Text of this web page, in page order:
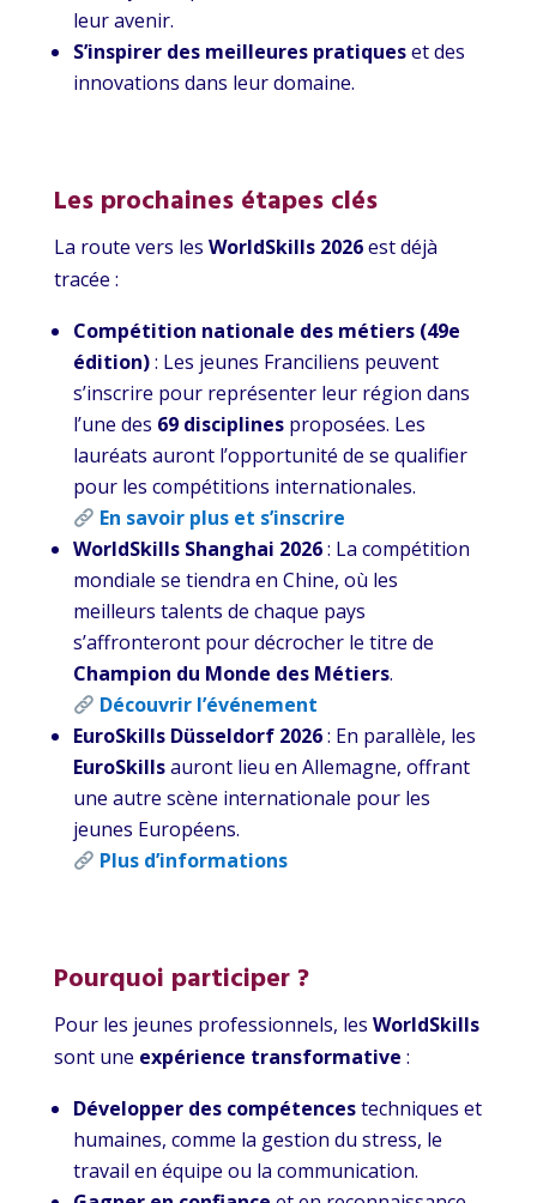
leur avenir.
S’inspirer des meilleures pratiqueset des
innovations dans leur domaine.
Les prochaines étapes clés
La route vers les WorldSkills 2026est déjà
tracée :
Compétition nationale des métiers (49e
édition): Les jeunes Franciliens peuvent
s’inscrire pour représenter leur région dans
l’une des 69 disciplinesproposées. Les
lauréats auront l’opportunité de se qualifier
pour les compétitions internationales.
En savoir plus et s’inscrire
WorldSkills Shanghai 2026: La compétition
mondiale se tiendra en Chine, où les
meilleurs talents de chaque pays
s’affronteront pour décrocher le titre de
Champion du Monde des Métiers.
Découvrir l’événement
EuroSkills Düsseldorf 2026: En parallèle, les
EuroSkillsauront lieu en Allemagne, offrant
une autre scène internationale pour les
jeunes Européens.
Plus d’informations
Pourquoi participer ?
Pour les jeunes professionnels, les WorldSkills
sont une expérience transformative :
Développer des compétencestechniques et
humaines, comme la gestion du stress, le
travail en équipe ou la communication.